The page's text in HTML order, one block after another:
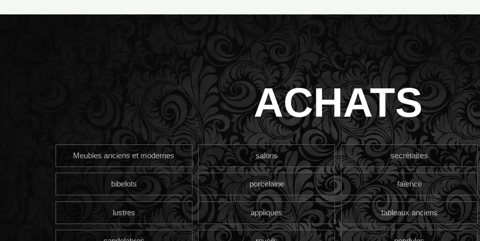
ACHATS
Meubles anciens et modernes salons secrétaires
bibelots porcelaine faïence
lustres appliques tableaux anciens